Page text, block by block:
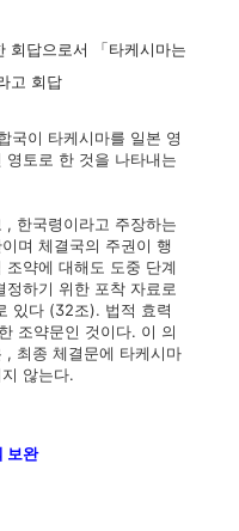
회답으로서 「타케시마는
고 회답
국이 타케시마를 일본 영
영토로 한 것을 나타내는
, 한국령이라고 주장하는
며 체결국의 주권이 행
약에 대해도 도중 단계
하기 위한 포착 자료로
있다 (32조). 법적 효력
조약문인 것이다. 이 의
, 최종 체결문에 타케시마
않는다.
보완